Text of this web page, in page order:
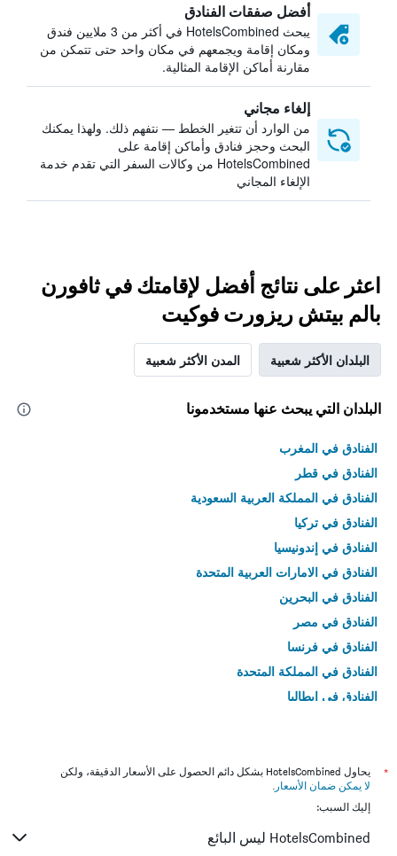
أفضل صفقات الفنادق
يبحث HotelsCombined في أكثر من 3 ملايين فندق
ومكان إقامة ويجمعهم في مكان واحد حتى تتمكن من
مقارنة أماكن الإقامة المثالية.
إلغاء مجاني
من الوارد أن تتغير الخطط — نتفهم ذلك. ولهذا يمكنك
البحث وحجز فنادق وأماكن إقامة على
HotelsCombined من وكالات السفر التي تقدم خدمة
الإلغاء المجاني
اعثر على نتائج أفضل لإقامتك في ثافورن
بالم بيتش ريزورت فوكيت
البلدان الأكثر شعبية المدن الأكثر شعبية
البلدان التي يبحث عنها مستخدمونا
الفنادق في المغرب
الفنادق في قطر
الفنادق في المملكة العربية السعودية
الفنادق في تركيا
الفنادق في إندونيسيا
الفنادق في الامارات العربية المتحدة
الفنادق في البحرين
الفنادق في مصر
الفنادق في فرنسا
الفنادق في المملكة المتحدة
الفنادق في إيطاليا
*
يحاول HotelsCombined بشكل دائم الحصول على الأسعار الدقيقة، ولكن
لا يمكن ضمان الأسعار .
إليك السبب:
HotelsCombined ليس البائع